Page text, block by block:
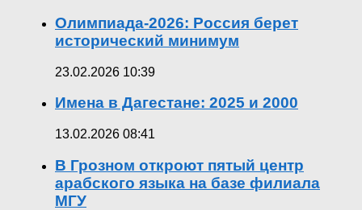
Олимпиада-2026: Россия берет
исторический минимум
23.02.2026 10:39
Имена в Дагестане: 2025 и 2000
13.02.2026 08:41
В Грозном откроют пятый центр
арабского языка на базе филиала
МГУ